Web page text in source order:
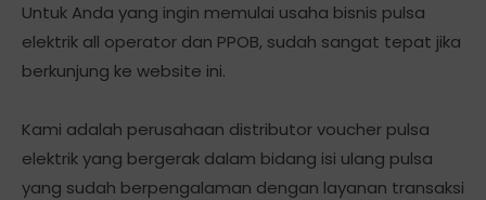
Untuk Anda yang ingin memulai usaha bisnis pulsa
elektrik all operator dan PPOB, sudah sangat tepat jika
berkunjung ke website ini.
Kami adalah perusahaan distributor voucher pulsa
elektrik yang bergerak dalam bidang isi ulang pulsa
yang sudah berpengalaman dengan layanan transaksi